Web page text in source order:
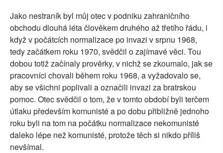
Jako nestraník byl můj otec v podniku zahraničního
obchodu dlouhá léta člověkem druhého až třetího řádu, i
když v počátcích normalizace po invazi v srpnu 1968,
tedy začátkem roku 1970, svědčil o zajímavé věci. Tou
dobou totiž začínaly prověrky, v nichž se zkoumalo, jak se
pracovníci chovali během roku 1968, a vyžadovalo se,
aby se všichni poplivali a označili invazi za bratrskou
pomoc. Otec svědčil o tom, že v tomto období byli terčem
útlaku především komunisté a po dobu přibližně jednoho
roku byli na tom na počátku normalizace nekomunisté
daleko lépe než komunisté, protože těch si nikdo příliš
nevšímal.